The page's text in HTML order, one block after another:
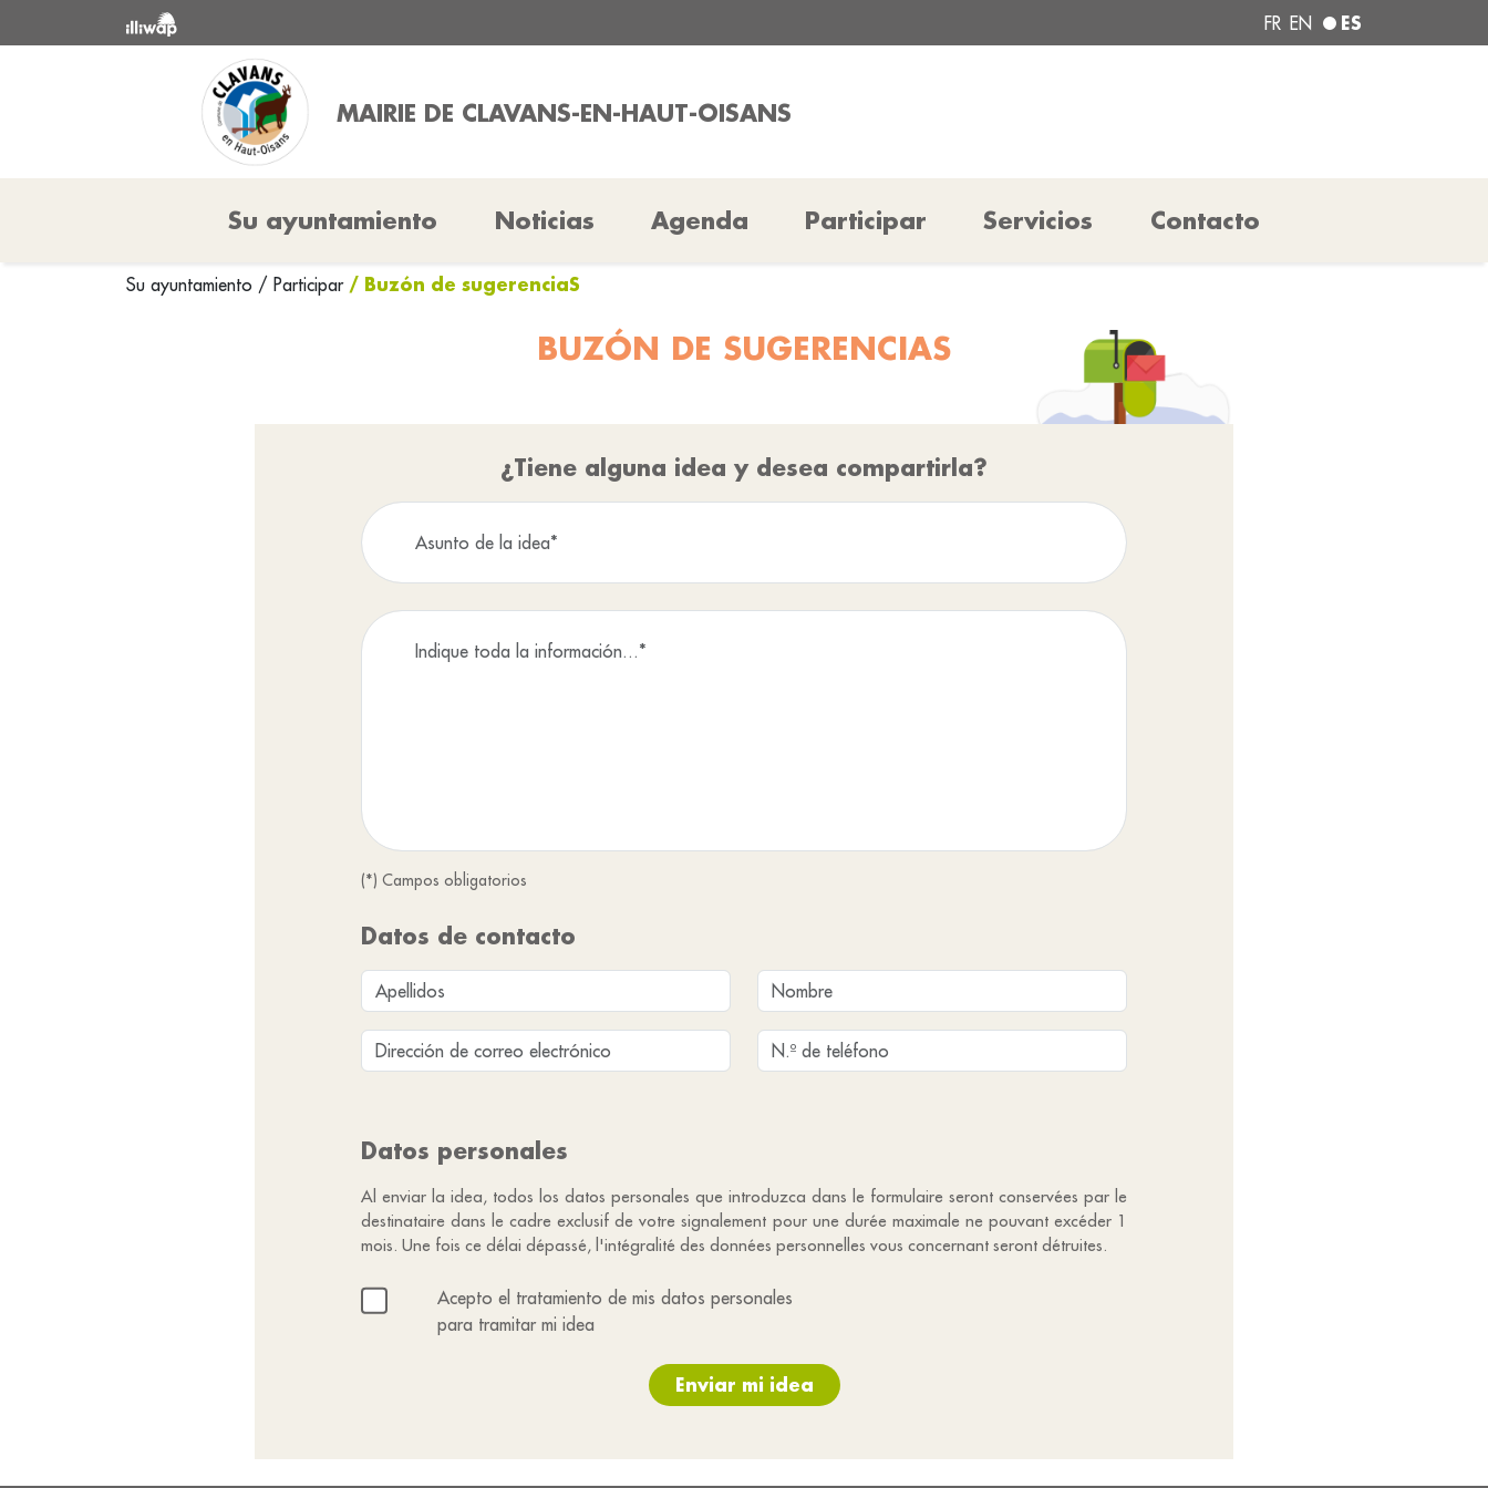
FR EN ES
MAIRIE DE CLAVANS-EN-HAUT-OISANS
Su ayuntamiento Noticias Agenda Participar Servicios Contacto
Su ayuntamiento / Participar / Buzón de sugerenciaS
BUZÓN DE SUGERENCIAS
¿Tiene alguna idea y desea compartirla?
(*) Campos obligatorios
Datos de contacto
Datos personales
Al enviar la idea, todos los datos personales que introduzca dans le formulaire seront conservées par le
destinataire dans le cadre exclusif de votre signalement pour une durée maximale ne pouvant excéder 1
mois. Une fois ce délai dépassé, l'intégralité des données personnelles vous concernant seront détruites.
Acepto el tratamiento de mis datos personales
para tramitar mi idea
Enviar mi idea